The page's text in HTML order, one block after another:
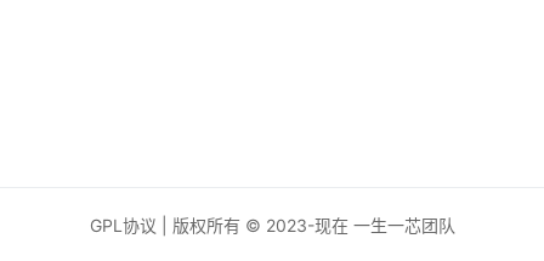
GPL协议 | 版权所有 © 2023-现在 一生一芯团队